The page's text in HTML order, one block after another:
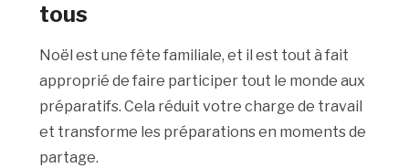
tous
Noël est une fête familiale, et il est tout à fait
approprié de faire participer tout le monde aux
préparatifs. Cela réduit votre charge de travail
et transforme les préparations en moments de
partage.